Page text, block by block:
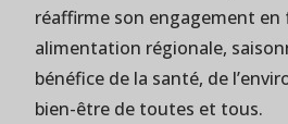
réaffirme son engagement en
alimentation régionale,
bénéfice de la santé, de
bien-être de toutes et tous.